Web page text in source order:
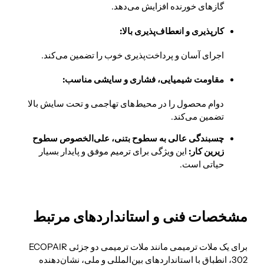
گازهای خورنده افزایش می‌دهد.
کارپذیری و انعطاف‌پذیری بالا:
اجرای آسان و پرداخت‌پذیری خوب را تضمین می‌کند.
مقاومت شیمیایی، فشاری و سایشی مناسب:
دوام محصول را در محیط‌های تهاجمی و تحت سایش بالا
تضمین می‌کند.
چسبندگی عالی به سطوح بتنی، علی‌الخصوص سطوح
زیرین کار: این ویژگی برای ترمیم موفق و پایدار بسیار
حیاتی است.
مشخصات فنی و استانداردهای مرتبط
برای یک ملات ترمیمی مانند ملات ترمیمی دو جزئی ECOPAIR
302، انطباق با استانداردهای بین‌المللی و ملی، نشان‌دهنده